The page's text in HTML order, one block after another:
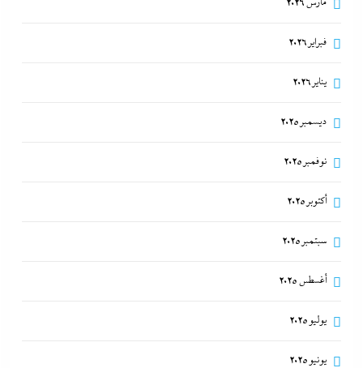
فبراير 2026
يناير 2026
ديسمبر 2025
نوفمبر 2025
أكتوبر 2025
سبتمبر 2025
أغسطس 2025
يوليو 2025
يونيو 2025